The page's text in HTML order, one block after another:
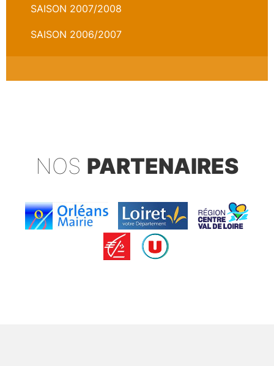
SAISON 2007/2008
SAISON 2006/2007
NOS PARTENAIRES